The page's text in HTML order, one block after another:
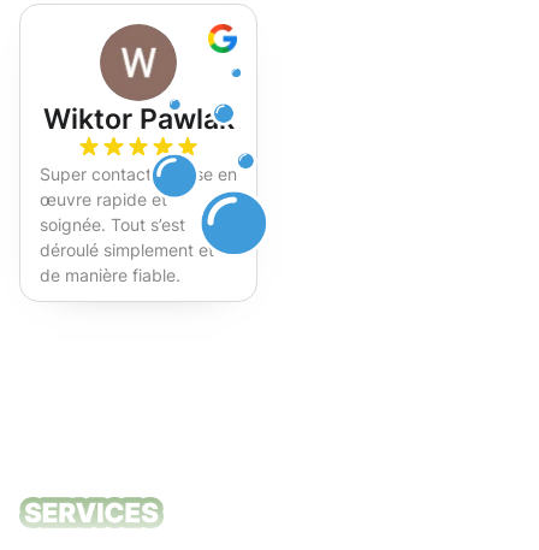
Wiktor Pawlak
Super contact et mise en
œuvre rapide et
soignée. Tout s’est
déroulé simplement et
de manière fiable.
Fortement recommandé !